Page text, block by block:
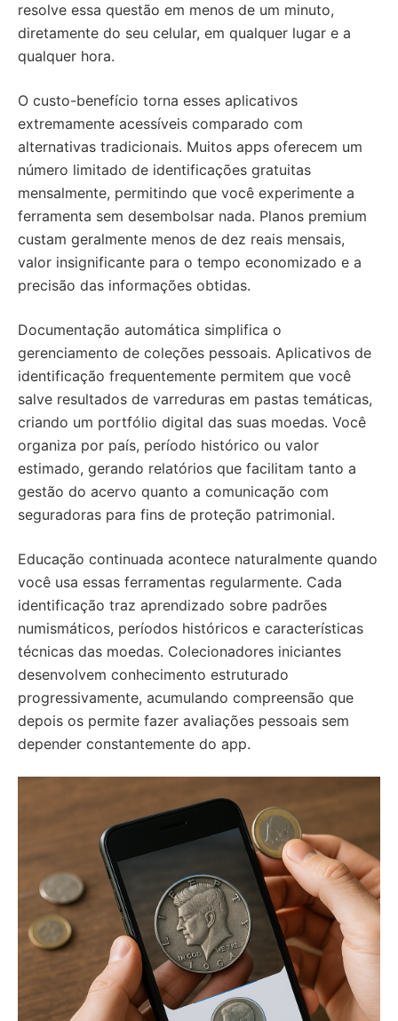
resolve essa questão em menos de um minuto,
diretamente do seu celular, em qualquer lugar e a
qualquer hora.
O custo-benefício torna esses aplicativos
extremamente acessíveis comparado com
alternativas tradicionais. Muitos apps oferecem um
número limitado de identificações gratuitas
mensalmente, permitindo que você experimente a
ferramenta sem desembolsar nada. Planos premium
custam geralmente menos de dez reais mensais,
valor insignificante para o tempo economizado e a
precisão das informações obtidas.
Documentação automática simplifica o
gerenciamento de coleções pessoais. Aplicativos de
identificação frequentemente permitem que você
salve resultados de varreduras em pastas temáticas,
criando um portfólio digital das suas moedas. Você
organiza por país, período histórico ou valor
estimado, gerando relatórios que facilitam tanto a
gestão do acervo quanto a comunicação com
seguradoras para fins de proteção patrimonial.
Educação continuada acontece naturalmente quando
você usa essas ferramentas regularmente. Cada
identificação traz aprendizado sobre padrões
numismáticos, períodos históricos e características
técnicas das moedas. Colecionadores iniciantes
desenvolvem conhecimento estruturado
progressivamente, acumulando compreensão que
depois os permite fazer avaliações pessoais sem
depender constantemente do app.